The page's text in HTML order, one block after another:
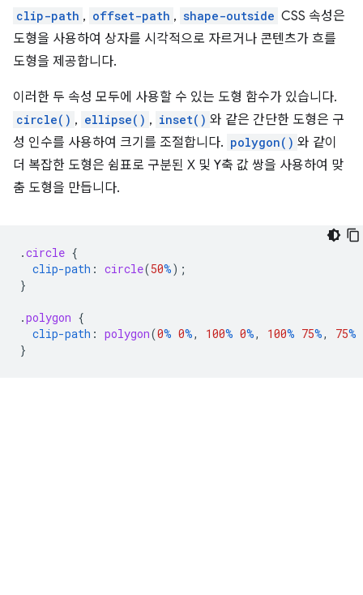
clip-path , offset-path , shape-outside CSS 속성은
도형을 사용하여 상자를 시각적으로 자르거나 콘텐츠가 흐를
도형을 제공합니다.
이러한 두 속성 모두에 사용할 수 있는 도형 함수가 있습니다.
circle() , ellipse() , inset() 와 같은 간단한 도형은 구
성 인수를 사용하여 크기를 조절합니다. polygon() 와 같이
더 복잡한 도형은 쉼표로 구분된 X 및 Y축 값 쌍을 사용하여 맞
춤 도형을 만듭니다.
.circle {
clip-path : circle(50%);
}
.polygon {
clip-path : polygon(0% 0%, 100% 0%, 100% 75%, 75%
}